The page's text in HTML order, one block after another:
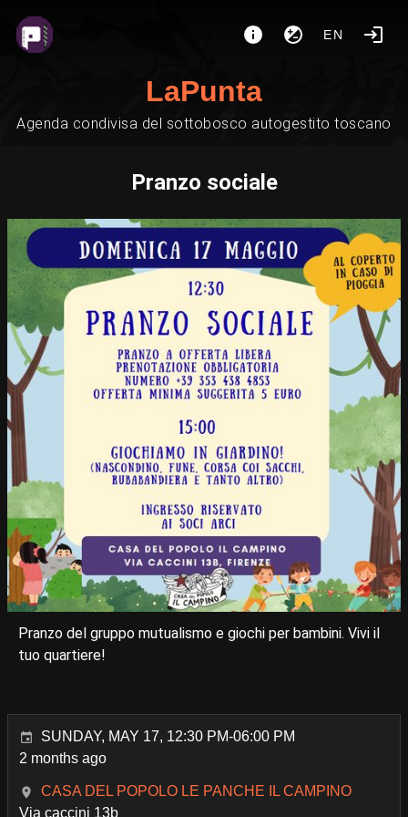
EN
LaPunta
Agenda condivisa del sottobosco autogestito toscano
Pranzo sociale
Pranzo del gruppo mutualismo e giochi per bambini. Vivi il
tuo quartiere!
SUNDAY, MAY 17, 12:30 PM-06:00 PM
2 months ago
CASA DEL POPOLO LE PANCHE IL CAMPINO
Via caccini 13b